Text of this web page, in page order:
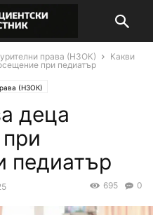
права (НЗОК)
Какви
при педиатър
(НЗОК)
деца
педиатър
0
695